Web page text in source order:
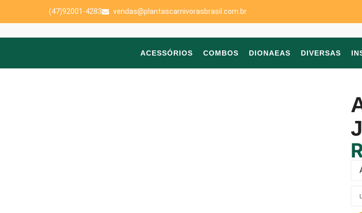
(47)92001-4283 vendas@plantascarnivorasbrasil.com.br
ACESSÓRIOS COMBOS DIONAEAS DIVERSAS